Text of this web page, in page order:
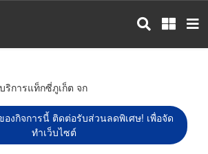
ริการแท็กซี่ภูเก็ต จก
งกิจการนี้ ติดต่อรับส่วนลดพิเศษ! เพื่อจัด
ทำเว็บไซต์